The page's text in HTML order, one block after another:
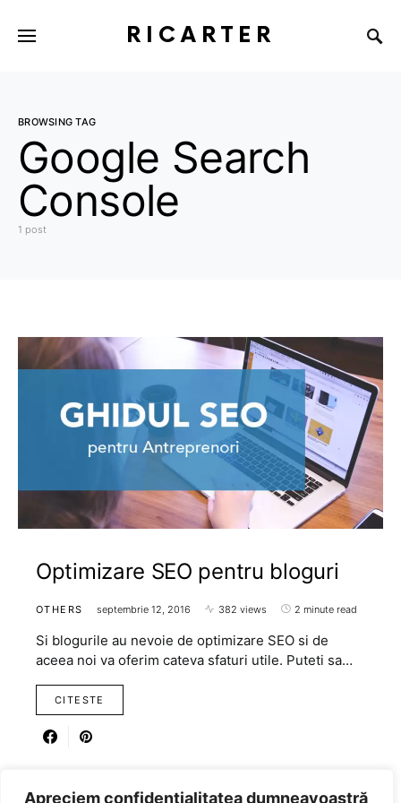
Apreciem confidențialitatea dumneavoastră
RICARTER
BROWSING TAG
Google Search
Console
1 post
Optimizare SEO pentru bloguri
OTHERS septembrie 12, 2016 382 views 2 minute read
Si blogurile au nevoie de optimizare SEO si de
aceea noi va oferim cateva sfaturi utile. Puteti sa…
CITESTE